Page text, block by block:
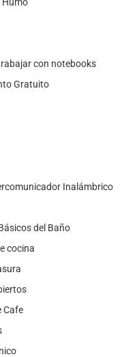
con notebooks
Gratuito
Inalámbrico
del Baño
cocina
Cafe